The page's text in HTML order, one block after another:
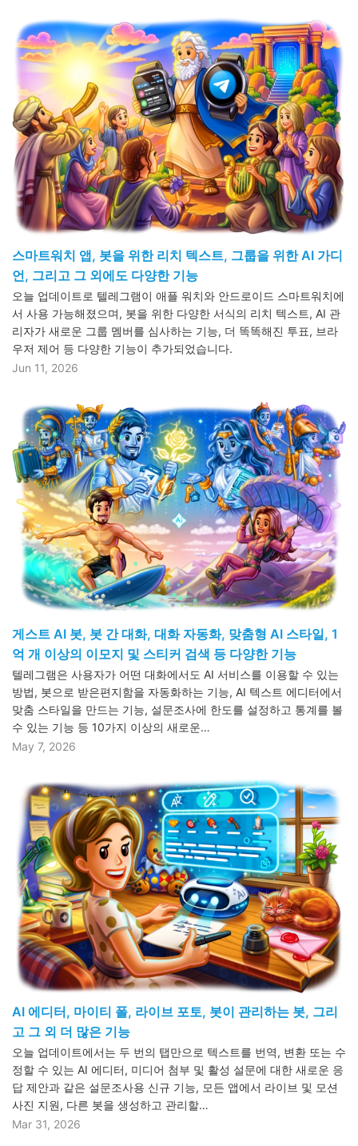
스마트워치 앱, 봇을 위한 리치 텍스트, 그룹을 위한 AI 가디
언, 그리고 그 외에도 다양한 기능
오늘 업데이트로 텔레그램이 애플 워치와 안드로이드 스마트워치에
서 사용 가능해졌으며, 봇을 위한 다양한 서식의 리치 텍스트, AI 관
리자가 새로운 그룹 멤버를 심사하는 기능, 더 똑똑해진 투표, 브라
우저 제어 등 다양한 기능이 추가되었습니다.
Jun 11, 2026
게스트 AI 봇, 봇 간 대화, 대화 자동화, 맞춤형 AI 스타일, 1
억 개 이상의 이모지 및 스티커 검색 등 다양한 기능
텔레그램은 사용자가 어떤 대화에서도 AI 서비스를 이용할 수 있는
방법, 봇으로 받은편지함을 자동화하는 기능, AI 텍스트 에디터에서
맞춤 스타일을 만드는 기능, 설문조사에 한도를 설정하고 통계를 볼
수 있는 기능 등 10가지 이상의 새로운…
May 7, 2026
AI 에디터, 마이티 폴, 라이브 포토, 봇이 관리하는 봇, 그리
고 그 외 더 많은 기능
오늘 업데이트에서는 두 번의 탭만으로 텍스트를 번역, 변환 또는 수
정할 수 있는 AI 에디터, 미디어 첨부 및 활성 설문에 대한 새로운 응
답 제안과 같은 설문조사용 신규 기능, 모든 앱에서 라이브 및 모션
사진 지원, 다른 봇을 생성하고 관리할…
Mar 31, 2026